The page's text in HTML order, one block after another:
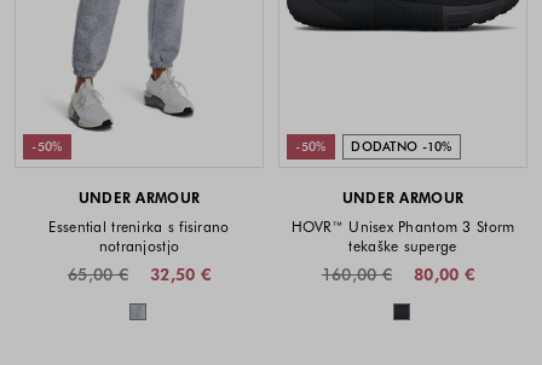
-50%
UNDER ARMOUR
Essential trenirka s fisirano
notranjostjo
32,50 €
65,00 €
Barve na voljo
DODATNO -10%
-50%
UNDER ARMOUR
HOVR™ Unisex Phantom 3 Storm
tekaške superge
80,00 €
160,00 €
Barve na voljo